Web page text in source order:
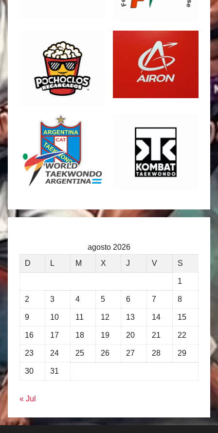
agosto 2026
D
L M X J V S
1
2 3 4 5 6 7 8
9 10 11 12 13 14 15
16 17 18 19 20 21 22
23 24 25 26 27 28 29
30 31
« Jul